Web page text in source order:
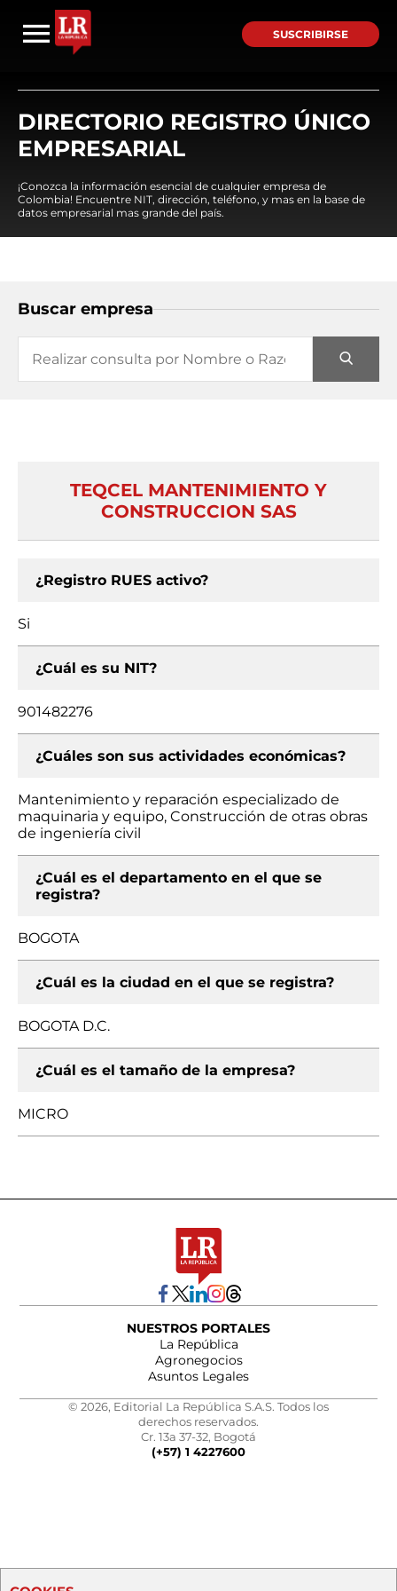
SUSCRIBIRSE
DIRECTORIO REGISTRO ÚNICO
EMPRESARIAL
¡Conozca la información esencial de cualquier empresa de
Colombia! Encuentre NIT, dirección, teléfono, y mas en la base de
datos empresarial mas grande del país.
Buscar empresa
TEQCEL MANTENIMIENTO Y
CONSTRUCCION SAS
¿Registro RUES activo?
Si
¿Cuál es su NIT?
901482276
¿Cuáles son sus actividades económicas?
Mantenimiento y reparación especializado de
maquinaria y equipo, Construcción de otras obras
de ingeniería civil
¿Cuál es el departamento en el que se
registra?
BOGOTA
¿Cuál es la ciudad en el que se registra?
BOGOTA D.C.
¿Cuál es el tamaño de la empresa?
MICRO
NUESTROS PORTALES
La República
Agronegocios
Asuntos Legales
© 2026, Editorial La República S.A.S. Todos los
derechos reservados.
Cr. 13a 37-32, Bogotá
(+57) 1 4227600